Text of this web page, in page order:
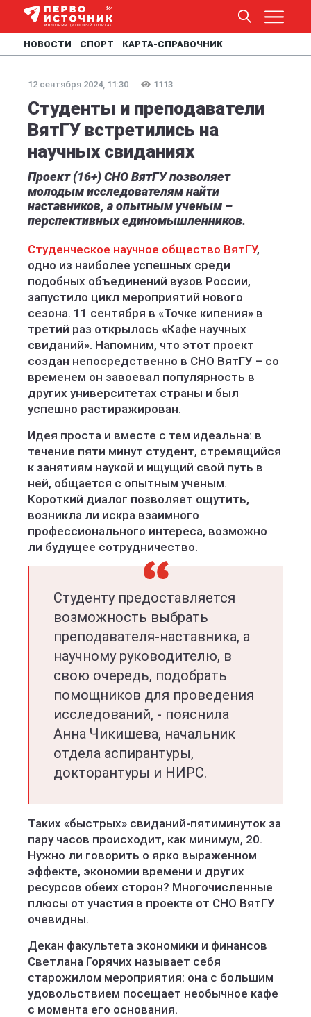
НОВОСТИ СПОРТ КАРТА-СПРАВОЧНИК
12 сентября 2024, 11:30 1113
Студенты и преподаватели
ВятГУ встретились на
научных свиданиях
Проект (16+) СНО ВятГУ позволяет
молодым исследователям найти
наставников, а опытным ученым –
перспективных единомышленников.
Студенческое научное общество ВятГУ,
одно из наиболее успешных среди
подобных объединений вузов России,
запустило цикл мероприятий нового
сезона. 11 сентября в «Точке кипения» в
третий раз открылось «Кафе научных
свиданий». Напомним, что этот проект
создан непосредственно в СНО ВятГУ – со
временем он завоевал популярность в
других университетах страны и был
успешно растиражирован.
Идея проста и вместе с тем идеальна: в
течение пяти минут студент, стремящийся
к занятиям наукой и ищущий свой путь в
ней, общается с опытным ученым.
Короткий диалог позволяет ощутить,
возникла ли искра взаимного
профессионального интереса, возможно
ли будущее сотрудничество.
Студенту предоставляется
возможность выбрать
преподавателя-наставника, а
научному руководителю, в
свою очередь, подобрать
помощников для проведения
исследований, - пояснила
Анна Чикишева, начальник
отдела аспирантуры,
докторантуры и НИРС.
Таких «быстрых» свиданий-пятиминуток за
пару часов происходит, как минимум, 20.
Нужно ли говорить о ярко выраженном
эффекте, экономии времени и других
ресурсов обеих сторон? Многочисленные
плюсы от участия в проекте от СНО ВятГУ
очевидны.
Декан факультета экономики и финансов
Светлана Горячих называет себя
старожилом мероприятия: она с большим
удовольствием посещает необычное кафе
с момента его основания.